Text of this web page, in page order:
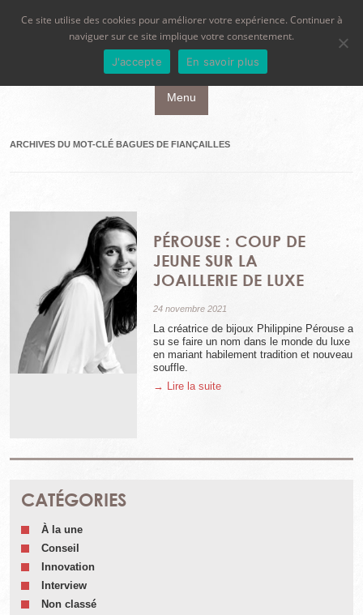
Menu
Aller au contenu principal
ARCHIVES DU MOT-CLÉ BAGUES DE FIANÇAILLES
PÉROUSE : COUP DE
JEUNE SUR LA
JOAILLERIE DE LUXE
24 novembre 2021
La créatrice de bijoux Philippine Pérouse a
su se faire un nom dans le monde du luxe
en mariant habilement tradition et nouveau
souffle.
→ Lire la suite
CATÉGORIES
À la une
Conseil
Innovation
Interview
Non classé
Ce site utilise des cookies pour améliorer votre expérience. Continuer à
naviguer sur ce site implique votre consentement.
J'accepte En savoir plus